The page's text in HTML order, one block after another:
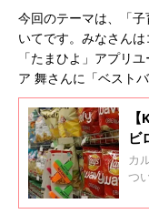
今回のテーマは、「
いてです。みなさん
「たまひよ」アプリ
ア 舞さんに「ベスト
ビ
ニ
カ
つ
い